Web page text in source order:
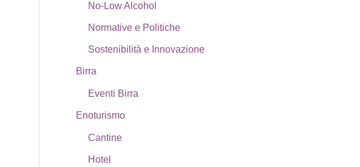
No-Low Alcohol
Normative e Politiche
Sostenibilità e Innovazione
Birra
Eventi Birra
Enoturismo
Cantine
Hotel